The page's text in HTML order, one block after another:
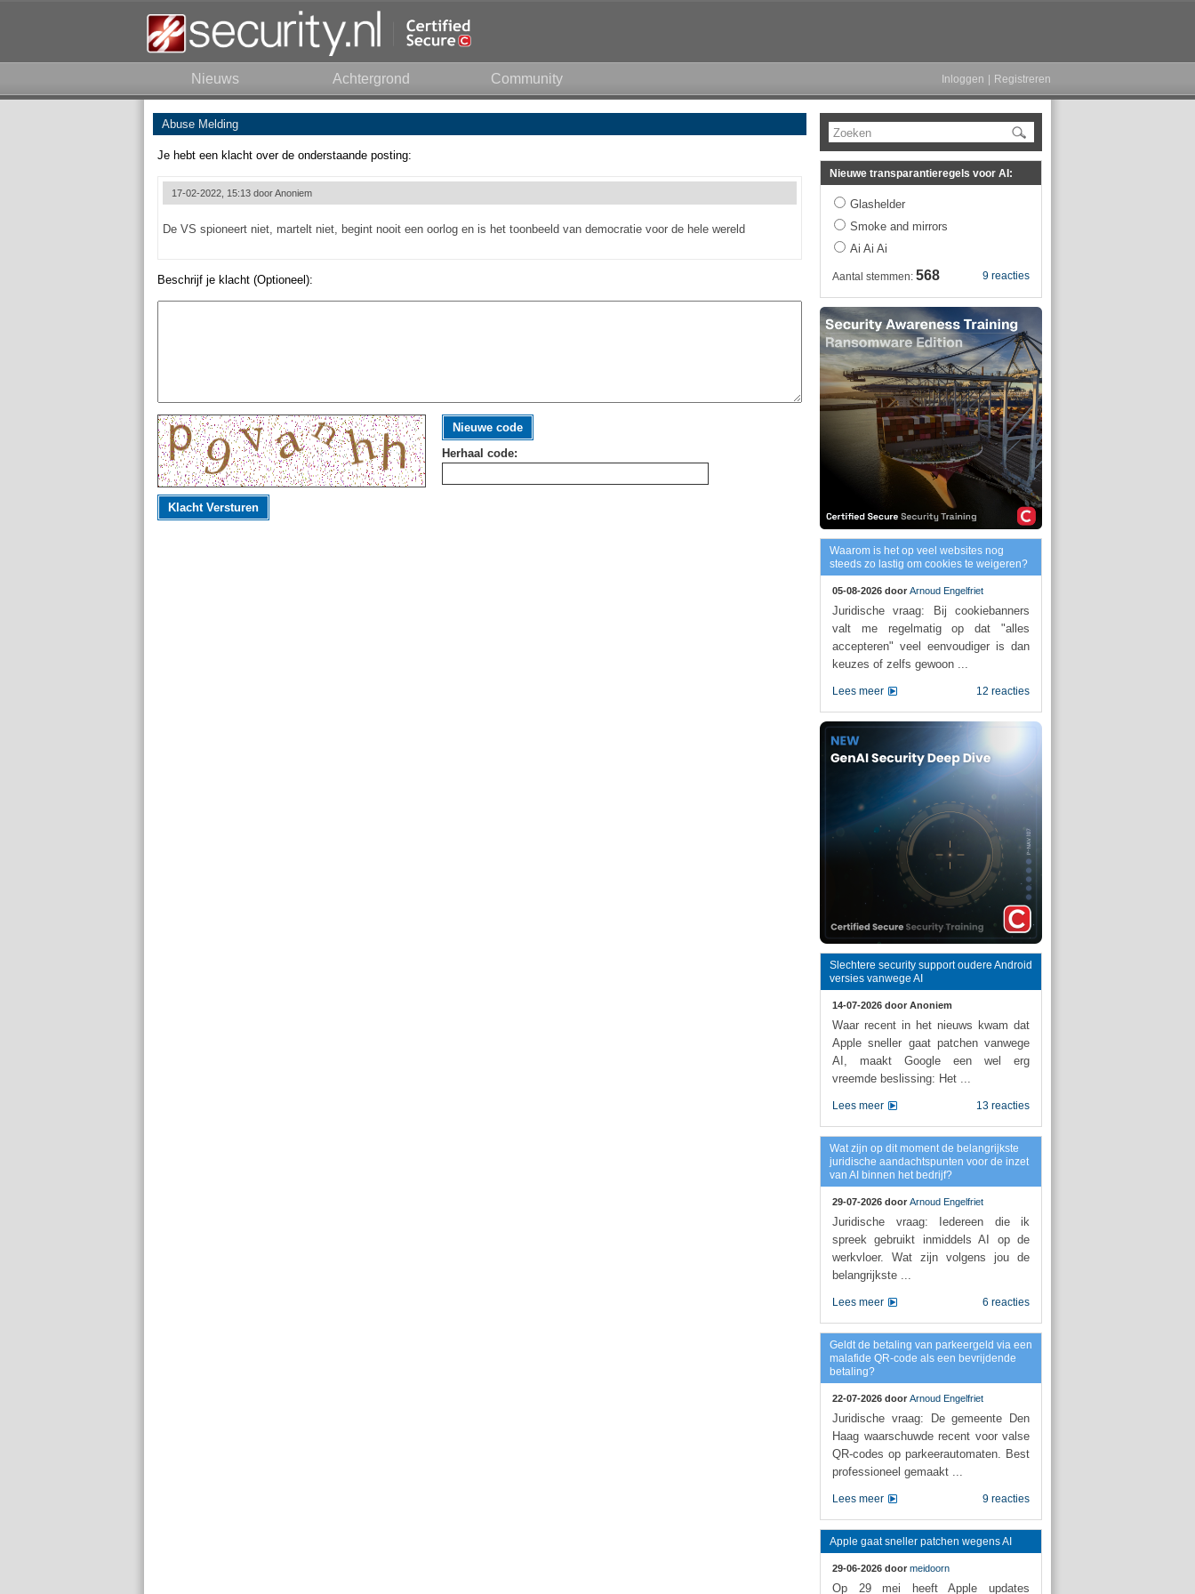
Nieuws Achtergrond Community Inloggen Registreren
Abuse Melding
Je hebt een klacht over de onderstaande posting:
17-02-2022, 15:13 doorAnoniem
De VS spioneert niet, martelt niet, begint nooit een oorlog en is het toonbeeld van democratie voor de hele wereld
Beschrijf je klacht (Optioneel):
Nieuwe code
Herhaal code:
Klacht Versturen
Zoeken
Nieuwe transparantieregels voor AI:
Glashelder
Smoke and mirrors
Ai Ai Ai
9 reacties
Aantal stemmen: 568
Waarom is het op veel websites nog
steeds zo lastig om cookies te weigeren?
05-08-2026 door Arnoud Engelfriet
Juridische vraag: Bij cookiebanners
valt me regelmatig op dat "alles
accepteren" veel eenvoudiger is dan
keuzes of zelfs gewoon ...
12 reacties
Lees meer
Slechtere security support oudere Android
versies vanwege AI
14-07-2026 door Anoniem
Waar recent in het nieuws kwam dat
Apple sneller gaat patchen vanwege
AI, maakt Google een wel erg
vreemde beslissing: Het ...
13 reacties
Lees meer
Wat zijn op dit moment de belangrijkste
juridische aandachtspunten voor de inzet
van AI binnen het bedrijf?
29-07-2026 door Arnoud Engelfriet
Juridische vraag: Iedereen die ik
spreek gebruikt inmiddels AI op de
werkvloer. Wat zijn volgens jou de
belangrijkste ...
6 reacties
Lees meer
Geldt de betaling van parkeergeld via een
malafide QR-code als een bevrijdende
betaling?
22-07-2026 door Arnoud Engelfriet
Juridische vraag: De gemeente Den
Haag waarschuwde recent voor valse
QR-codes op parkeerautomaten. Best
professioneel gemaakt ...
9 reacties
Lees meer
Apple gaat sneller patchen wegens AI
29-06-2026 door meidoorn
Op 29 mei heeft Apple updates